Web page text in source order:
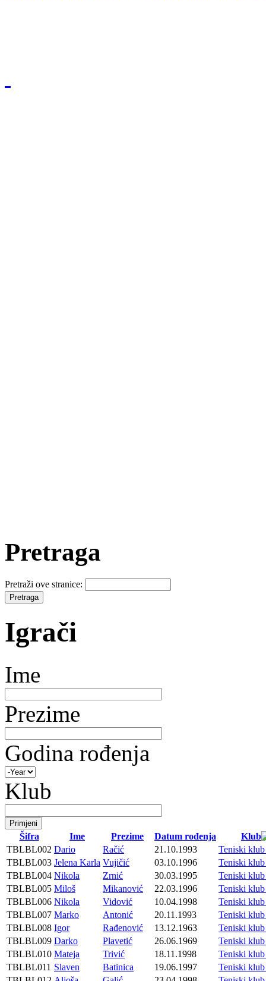
Pretraga
Pretraži ove stranice:
Igrači
Ime
Prezime
Godina rođenja
Klub
Šifra Ime Prezime Datum rođenja
Klub
TBLBL002 Dario Račić 21.10.1993
Teniski
TBLBL003 Jelena Karla Vujičić 03.10.1996
Teniski
TBLBL004 Nikola Zrnić 30.03.1995
Teniski
TBLBL005 Miloš Mikanović 22.03.1996
Teniski
TBLBL006 Nikola Vidović 10.04.1998
Teniski
TBLBL007 Marko Antonić 20.11.1993
Teniski
TBLBL008 Igor Rađenović 13.12.1963
Teniski
TBLBL009 Darko Plavetić 26.06.1969
Teniski
TBLBL010 Mateja Trivić 18.11.1998
Teniski
TBLBL011 Slaven Batinica 19.06.1997
Teniski